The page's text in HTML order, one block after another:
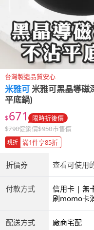
台灣製造品質安心
米雅可 米雅可黑晶導磁
平底鍋)
$671 限時折後價
$790促銷價$950市售價
現折 滿1件享85折
折價券 查看可使用
付款方式
信用卡 | 無
商付款 |
刷momo卡
配送方式 廠商宅配